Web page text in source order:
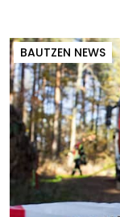
BAUTZEN NEWS